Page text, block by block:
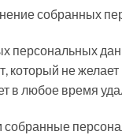
собранных
который не
в любое время